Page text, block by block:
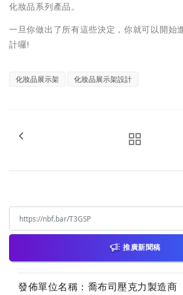
化妝品系列產品。
一旦你做出了所有這些決定，你就可以開始
計囉!
化妝品展示架 化妝品展示架設計
推廣新聞稿
發佈單位名稱：喬布司壓克力製造商